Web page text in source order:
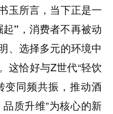
玉所言，当下正是一
” ，消费者不再被动
、选择多元的环境中
这恰好与Z世代“轻饮
变同频共振，推动酒
质升维”为核心的新